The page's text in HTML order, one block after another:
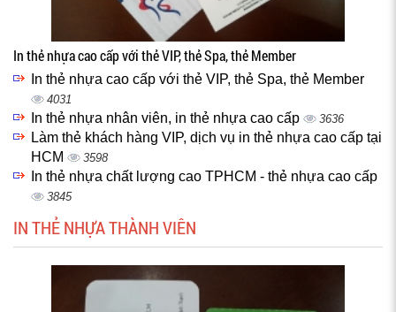
In thẻ nhựa cao cấp với thẻ VIP, thẻ Spa, thẻ Member
In thẻ nhựa cao cấp với thẻ VIP, thẻ Spa, thẻ Member
4031
In thẻ nhựa nhân viên, in thẻ nhựa cao cấp 3636
Làm thẻ khách hàng VIP, dịch vụ in thẻ nhựa cao cấp tại
HCM
3598
In thẻ nhựa chất lượng cao TPHCM - thẻ nhựa cao cấp
3845
IN THẺ NHỰA THÀNH VIÊN